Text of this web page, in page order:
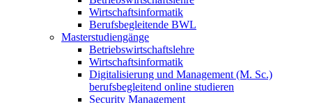
Wirtschaftsinformatik
Berufsbegleitende BWL
Masterstudiengänge
Betriebswirtschaftslehre
Wirtschaftsinformatik
Digitalisierung und Management (M. Sc.)
berufsbegleitend online studieren
Security Management